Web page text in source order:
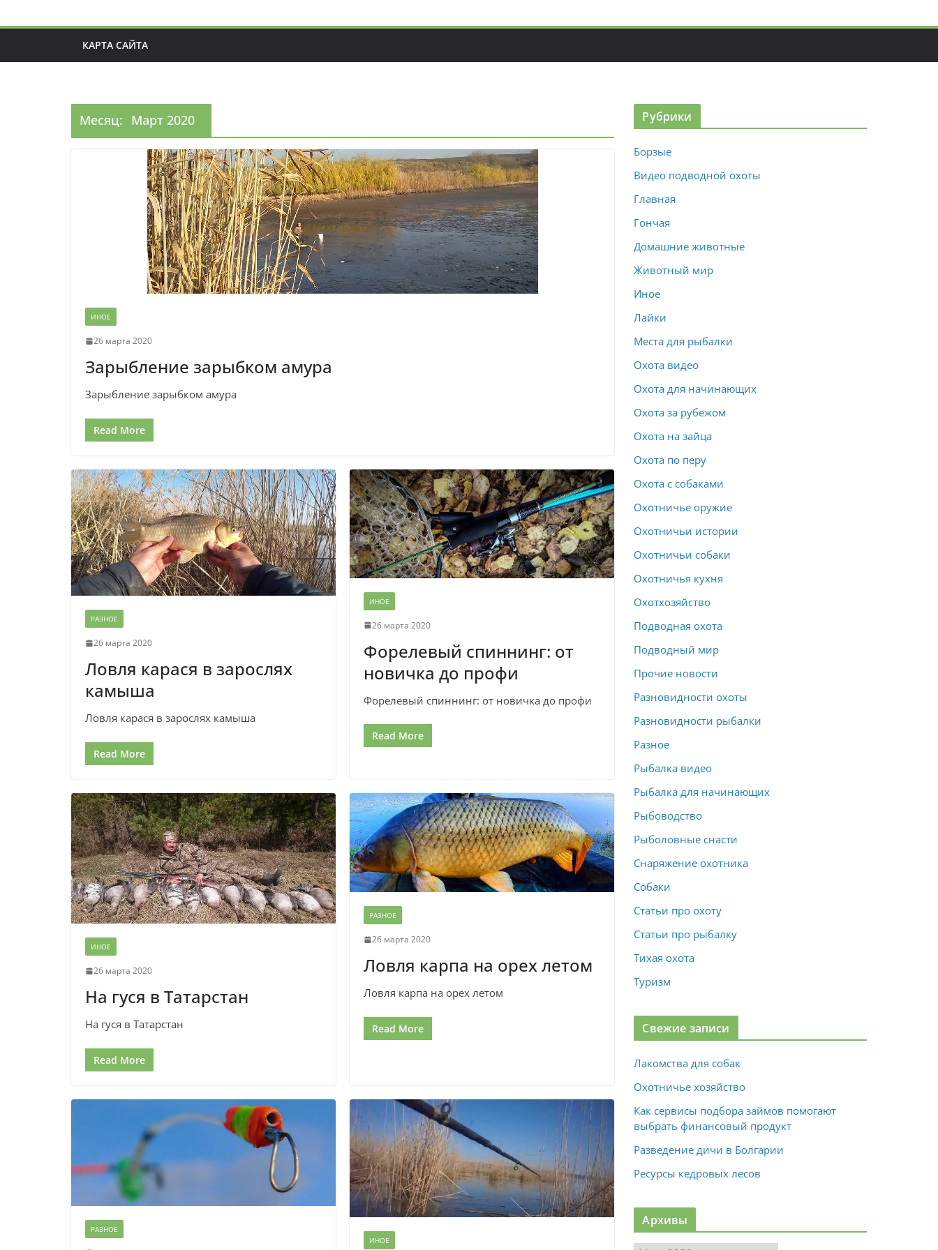
КАРТА САЙТА
Месяц: Март 2020
ИНОЕ
26 марта 2020
Зарыбление зарыбком амура
Зарыбление зарыбком амура
Read More
РАЗНОЕ
26 марта 2020
Ловля карася в зарослях
камыша
Ловля карася в зарослях камыша
Read More
ИНОЕ
26 марта 2020
Форелевый спиннинг: от
новичка до профи
Форелевый спиннинг: от новичка до профи
Read More
ИНОЕ
26 марта 2020
На гуся в Татарстан
На гуся в Татарстан
Read More
РАЗНОЕ
26 марта 2020
Ловля карпа на орех летом
Ловля карпа на орех летом
Read More
РАЗНОЕ
ИНОЕ
Рубрики
Борзые
Видео подводной охоты
Главная
Гончая
Домашние животные
Животный мир
Иное
Лайки
Места для рыбалки
Охота видео
Охота для начинающих
Охота за рубежом
Охота на зайца
Охота по перу
Охота с собаками
Охотничье оружие
Охотничьи истории
Охотничьи собаки
Охотничья кухня
Охотхозяйство
Подводная охота
Подводный мир
Прочие новости
Разновидности охоты
Разновидности рыбалки
Разное
Рыбалка видео
Рыбалка для начинающих
Рыбоводство
Рыболовные снасти
Снаряжение охотника
Собаки
Статьи про охоту
Статьи про рыбалку
Тихая охота
Туризм
Свежие записи
Лакомства для собак
Охотничье хозяйство
Как сервисы подбора займов помогают
выбрать финансовый продукт
Разведение дичи в Болгарии
Ресурсы кедровых лесов
Архивы